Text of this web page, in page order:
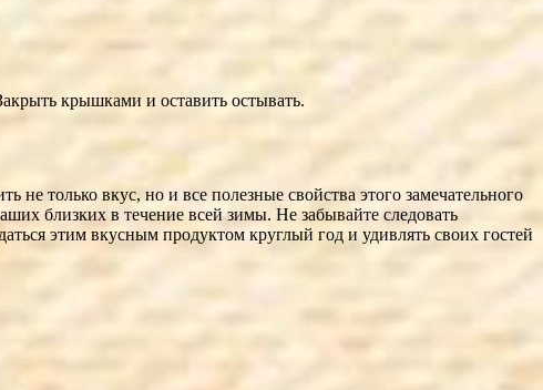
крышками и оставить остывать.
только вкус, но и все полезные свойства этого замечательного
близких в течение всей зимы. Не забывайте следовать
этим вкусным продуктом круглый год и удивлять своих гостей